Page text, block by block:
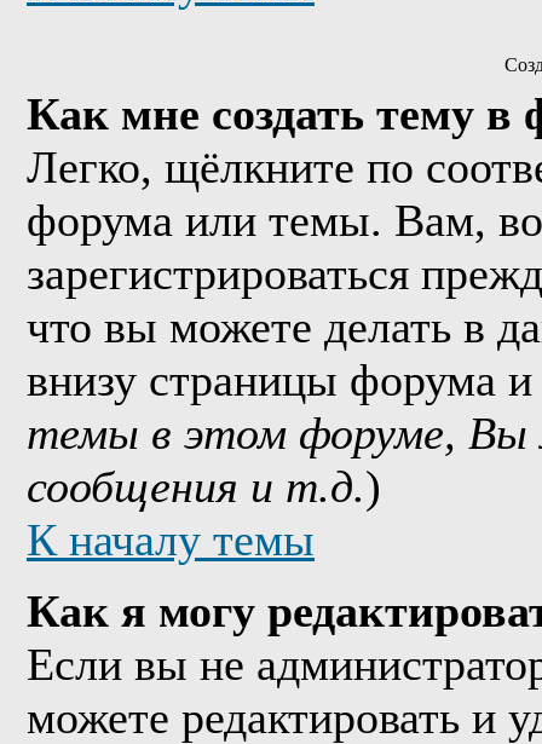
Как мне создать тему в
Легко, щёлкните по
форума или темы. Вам,
зарегистрироваться
что вы можете делать в
внизу страницы форума
темы в этом форуме,
сообщения и т.д.)
К началу темы
Как я могу
Если вы не
можете редактировать и